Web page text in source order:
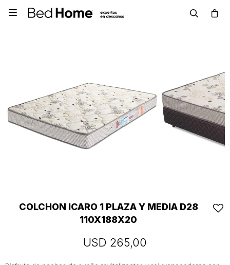

COLCHON ICARO 1 PLAZA Y MEDIA D28
110X188X20
USD 265,00